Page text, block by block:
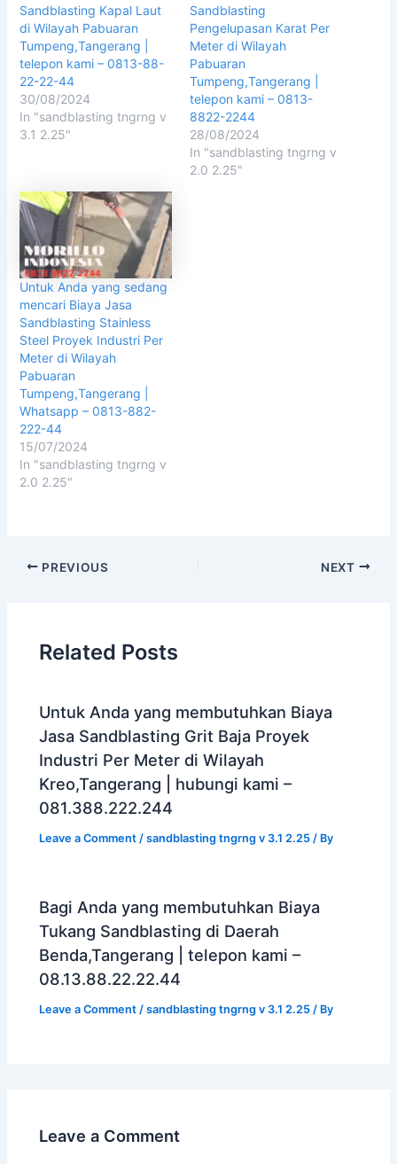
Sandblasting Kapal Laut
di Wilayah Pabuaran
Tumpeng,Tangerang |
telepon kami – 0813-88-
22-22-44
30/08/2024
In "sandblasting tngrng v
3.1 2.25"
Sandblasting
Pengelupasan Karat Per
Meter di Wilayah
Pabuaran
Tumpeng,Tangerang |
telepon kami – 0813-
8822-2244
28/08/2024
In "sandblasting tngrng v
2.0 2.25"
Untuk Anda yang sedang
mencari Biaya Jasa
Sandblasting Stainless
Steel Proyek Industri Per
Meter di Wilayah
Pabuaran
Tumpeng,Tangerang |
Whatsapp – 0813-882-
222-44
15/07/2024
In "sandblasting tngrng v
2.0 2.25"
PREVIOUS NEXT
Related Posts
Untuk Anda yang membutuhkan Biaya
Jasa Sandblasting Grit Baja Proyek
Industri Per Meter di Wilayah
Kreo,Tangerang | hubungi kami –
081.388.222.244
Leave a Comment /sandblasting tngrng v 3.1 2.25 / By
Bagi Anda yang membutuhkan Biaya
Tukang Sandblasting di Daerah
Benda,Tangerang | telepon kami –
08.13.88.22.22.44
Leave a Comment /sandblasting tngrng v 3.1 2.25 / By
Leave a Comment